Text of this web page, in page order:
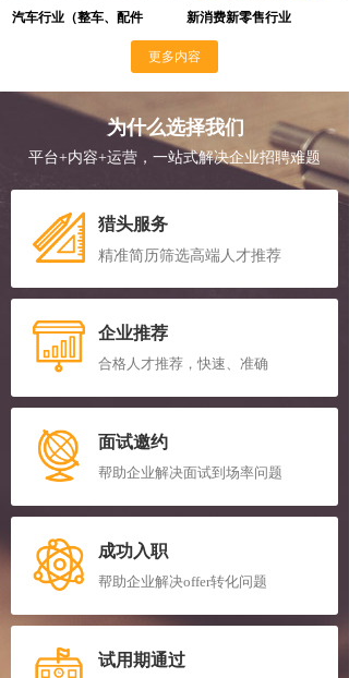
更多内容
汽车行业（整车、配件 新消费新零售行业
平台+内容+运营，一站式解决企业招聘难题
为什么选择我们
精准简历筛选高端人才推荐
猎头服务
面试邀约
帮助企业解决面试到场率问题
试用期通过
企业推荐
合格人才推荐，快速、准确
成功入职
帮助企业解决offer转化问题